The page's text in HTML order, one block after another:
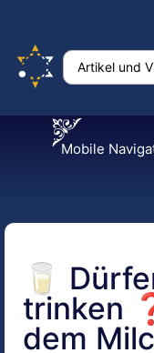
Mobile
🥛
trinken
dem